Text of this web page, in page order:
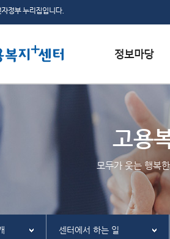
서식자료실
채용정보
인재정보
관련사이트
고용
모두가 웃는 행복
센터에서 하는 일